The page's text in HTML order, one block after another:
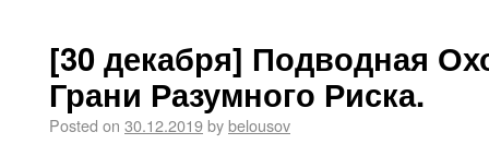
[30 декабря] Подводная
Грани Разумного Риска.
Posted on 30.12.2019bybelousov